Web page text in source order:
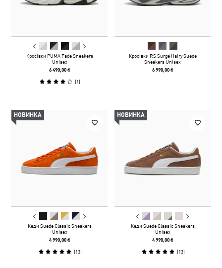
Кросівки PUMA Fade Sneakers
Unisex
6 490,00 ₴
(1)
Кросівки RS Surge Hairy Suede
Sneakers Unisex
6 990,00 ₴
НОВИНКА
Кеди Suede Classic Sneakers
Unisex
4 990,00 ₴
(13)
НОВИНКА
Кеди Suede Classic Sneakers
Unisex
4 990,00 ₴
(13)